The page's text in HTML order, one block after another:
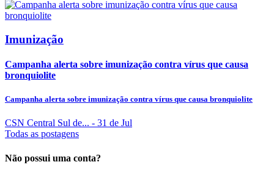
Imunização
Campanha alerta sobre imunização contra vírus que causa
bronquiolite
Campanha alerta sobre imunização contra vírus que causa bronquiolite
CSN Central Sul de... - 31 de Jul
Todas as postagens
Não possui uma conta?